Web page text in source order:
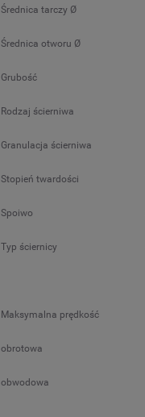
Średnica tarczy Ø
Średnica otworu Ø
Grubość
Rodzaj ścierniwa
Granulacja ścierniwa
Stopień twardości
Spoiwo
Typ ściernicy
Maksymalna prędkość
obrotowa
obwodowa